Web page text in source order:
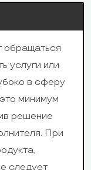
2,99 долл. в
Карты Visa и
MasterCard,
WebMomey,
обращаться
услуги или
в сферу
минимум
решение
При
следует